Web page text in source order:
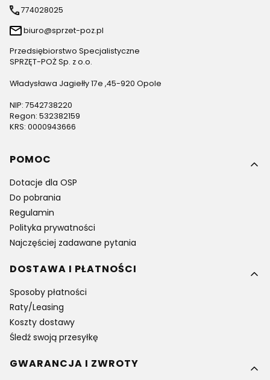
774028025
biuro@sprzet-poz.pl
Przedsiębiorstwo Specjalistyczne
SPRZĘT-POŻ Sp. z o.o.
Władysława Jagiełły 17e ,45-920 Opole
NIP: 7542738220
Regon: 532382159
KRS: 0000943666
Linki w stopce
POMOC
Dotacje dla OSP
Do pobrania
Regulamin
Polityka prywatności
Najczęściej zadawane pytania
DOSTAWA I PŁATNOŚCI
Sposoby płatności
Raty/Leasing
Koszty dostawy
Śledź swoją przesyłkę
GWARANCJA I ZWROTY